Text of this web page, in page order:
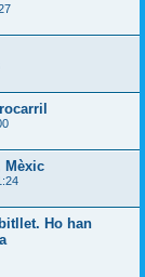
Mèxic
Ho han